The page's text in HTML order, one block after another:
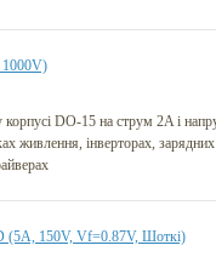
DO-15 на струм 2A і
живлення, інверторах,
(5A, 150V, Vf=0.87V, Шоткі)